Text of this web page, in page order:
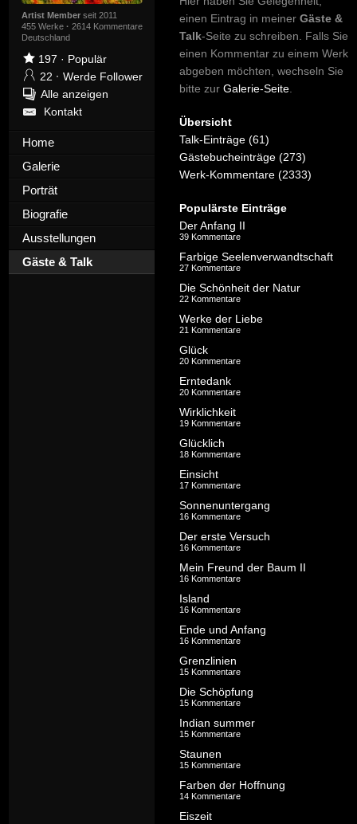
Artist Memberseit 2011
455 Werke · 2614 Kommentare
Deutschland
197 · Populär
22 · Werde Follower
Alle anzeigen
Kontakt
Home
Galerie
Porträt
Biografie
Ausstellungen
Gäste & Talk
einen Eintrag in meiner Gäste &
Talk-Seite zu schreiben. Falls Sie
einen Kommentar zu einem Werk
abgeben möchten, wechseln Sie
bitte zur Galerie-Seite.
Übersicht
Talk-Einträge (61)
Gästebucheinträge (273)
Werk-Kommentare (2333)
Populärste Einträge
Der Anfang II
39 Kommentare
Farbige Seelenverwandtschaft
27 Kommentare
Die Schönheit der Natur
22 Kommentare
Werke der Liebe
21 Kommentare
Glück
20 Kommentare
Erntedank
20 Kommentare
Wirklichkeit
19 Kommentare
Glücklich
18 Kommentare
Einsicht
17 Kommentare
Sonnenuntergang
16 Kommentare
Der erste Versuch
16 Kommentare
Mein Freund der Baum II
16 Kommentare
Island
16 Kommentare
Ende und Anfang
16 Kommentare
Grenzlinien
15 Kommentare
Die Schöpfung
15 Kommentare
Indian summer
15 Kommentare
Staunen
15 Kommentare
Farben der Hoffnung
14 Kommentare
Eiszeit